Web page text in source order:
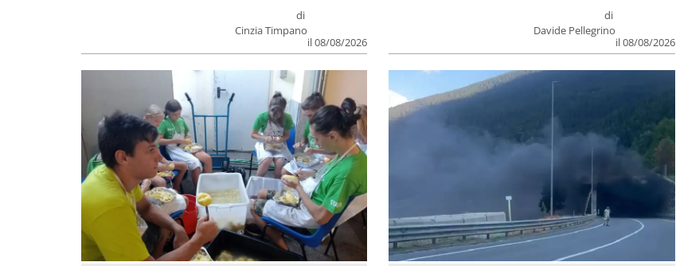
di
Cinzia Timpano
il 08/08/2026
di
Davide Pellegrino
il 08/08/2026